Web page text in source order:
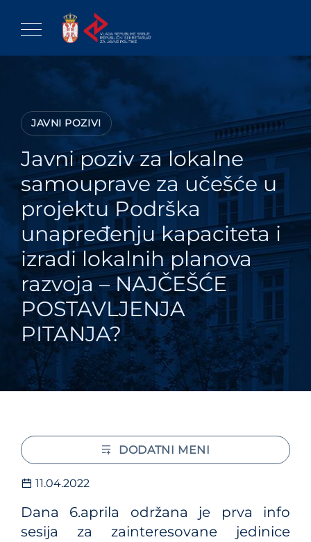
content
JAVNI POZIVI
Javni poziv za lokalne
samouprave za učešće u
projektu Podrška
unapređenju kapaciteta i
izradi lokalnih planova
razvoja – NAJČEŠĆE
POSTAVLJENJA
PITANJA?
11.04.2022
Dana 6.aprila održana je prva info
sesija za zainteresovane jedinice
DODATNI MENI